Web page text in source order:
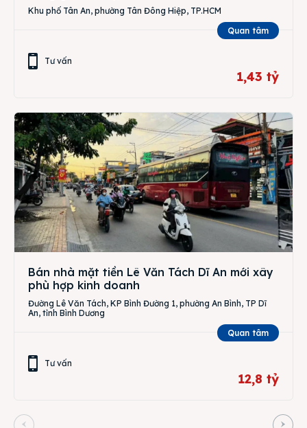
Khu phố Tân An, phường Tân Đông Hiệp, TP.HCM
Quan tâm
Tư vấn
1,43 tỷ
Bán nhà mặt tiền Lê Văn Tách Dĩ An mới xây
phù hợp kinh doanh
Đường Lê Văn Tách, KP Bình Đường 1, phường An Bình, TP Dĩ
An, tỉnh Bình Dương
Quan tâm
Tư vấn
12,8 tỷ